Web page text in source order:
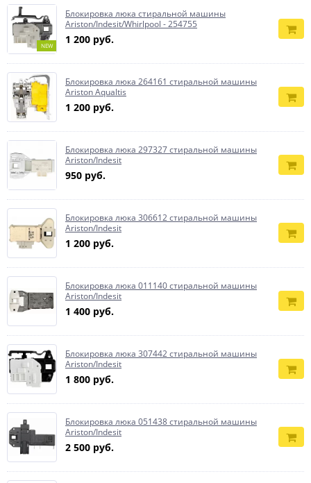
NEW
Блокировка люка стиральной машины
Ariston/Indesit/Whirlpool - 254755
1 200 руб.
Блокировка люка 264161 стиральной машины
Ariston Aqualtis
1 200 руб.
Блокировка люка 297327 стиральной машины
Ariston/Indesit
950 руб.
Блокировка люка 306612 стиральной машины
Ariston/Indesit
1 200 руб.
Блокировка люка 011140 стиральной машины
Ariston/Indesit
1 400 руб.
Блокировка люка 307442 стиральной машины
Ariston/Indesit
1 800 руб.
Блокировка люка 051438 стиральной машины
Ariston/Indesit
2 500 руб.